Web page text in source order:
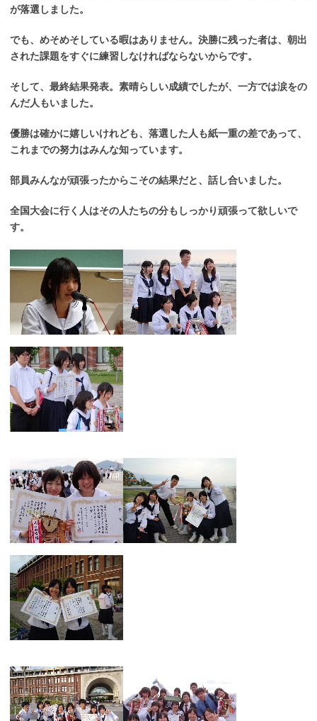
が落選しました。
でも、めそめそしている暇はありません。決勝に残った者は、朝出
された課題をすぐに練習しなければならないからです。
そして、最終結果発表。素晴らしい成績でしたが、一方では涙をの
んだ人もいました。
優勝は確かに嬉しいけれども、落選した人も紙一重の差であって、
これまでの努力はみんな知っています。
部員みんなが頑張ったからこその結果だと、話し合いました。
全国大会に行く人はその人たちの分もしっかり頑張って欲しいで
す。